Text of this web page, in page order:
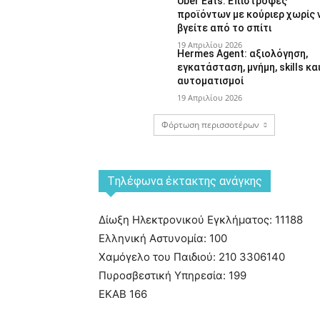
προϊόντων με κούριερ χωρίς
βγείτε από το σπίτι
19 Απριλίου 2026
Hermes Agent: αξιολόγηση,
εγκατάσταση, μνήμη, skills
αυτοματισμοί
19 Απριλίου 2026
Φόρτωση περισσοτέρων
Tηλέφωνα έκτακτης ανάγκης
Δίωξη Ηλεκτρονικού Εγκλήματος: 11188
Ελληνική Αστυνομία: 100
Χαμόγελο του Παιδιού: 210 3306140
Πυροσβεστική Υπηρεσία: 199
ΕΚΑΒ 166